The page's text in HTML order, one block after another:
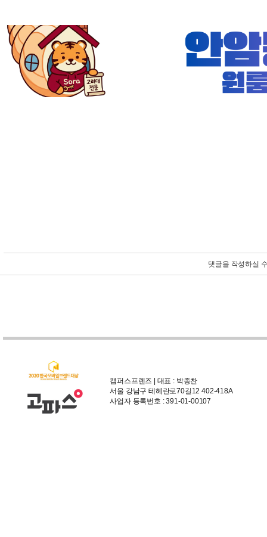
댓글을 작성하실
캠퍼스프렌즈 | 대표 : 박종찬
서울 강남구 테헤란로70길12 402-418A
사업자 등록번호 : 391-01-00107